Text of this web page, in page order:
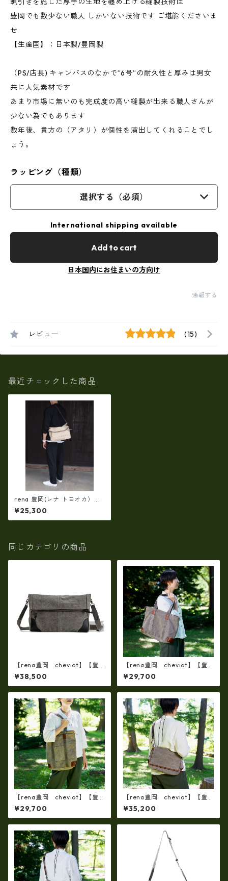
豊岡でも数少ない職人 しかいない技術です ご堪能くださいま
せ
【生産国】：日本製/豊岡製
（PS/店長) キャンバスのなかで”6号”の耐久性と厚みは男女
共に人気素材です
あまり市場に無いのも完成度の高い縫製が出来る職人さんが
少ない為でもあります
数年後、貴方の（アタリ）が個性を演出してくれることでし
ょう。
ラッピング（種類）
選択する（必須）
International shipping available
Add to cart
日本国内にお住まいの方向け
通報する
レビュー (15)
最近チェックした商品
rena 豊岡(レナ トヨオカ）６
号帆布 蝋引きバイオ加工(倉敷
児島製）（type-B）口折れシ
ョルダー（rj-3031）【豊岡製
¥25,300
同じカテゴリの商品
【rena豊岡 cheviot】【豊
岡製・火山灰+松墨手染め】8
号帆布・口折り斜め掛けショ
ルダー FB-103
¥38,500
【rena豊岡 cheviot】【豊
岡製・火山灰染め】8号帆布シ
ョルダートート（横型） tz-2
3
¥29,700
【rena豊岡 cheviot】【豊
岡製・火山灰手染め】8号帆布
ショルダートート（縦型） tz-
22
¥29,700
【rena豊岡 cheviot】【豊
岡製・火山灰手め】神鍋山・
火山灰染め 8号帆布・斜め掛
けショルダーバッグ（tz-20)
¥35,200